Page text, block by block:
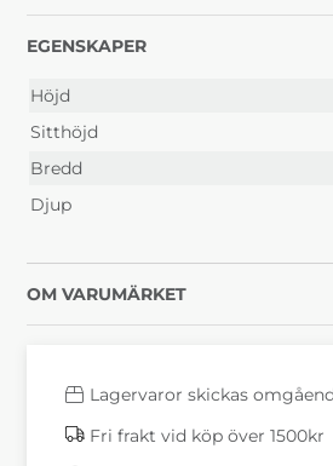
EGENSKAPER
Höjd
Sitthöjd
Bredd
Djup
OM VARUMÄRKET
Lagervaror skickas
Fri frakt vid köp över 1500kr